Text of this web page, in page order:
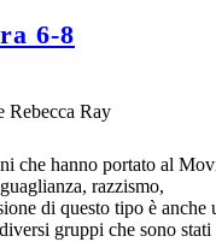
6-8
Rebecca Ray
che hanno portato al
razzismo,
di questo tipo è anche
gruppi che sono stati